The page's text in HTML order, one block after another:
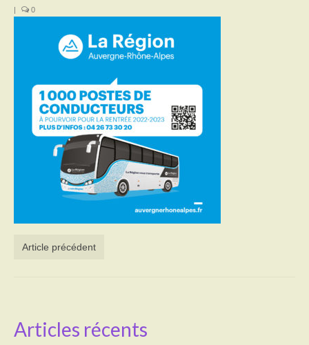
Poésie
Contact
Heures d’ouverture
Démarches administratives
CONSEILLER NUMERIQUE
Infos utiles
Salle polyvalente
Service des eaux
Transport
| 0
Article précédent
Articles récents